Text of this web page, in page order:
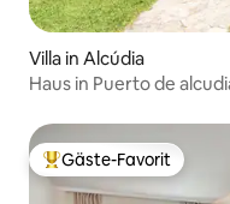
Villa in Alcúdia
Haus in Puerto de
Beliebter Gäste-Favorit.
Gäste-Favorit